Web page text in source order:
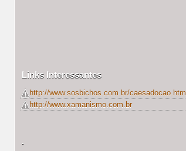
Links Interessantes
http://www.sosbichos.com.br/caesadocao.html
http://www.xamanismo.com.br
.